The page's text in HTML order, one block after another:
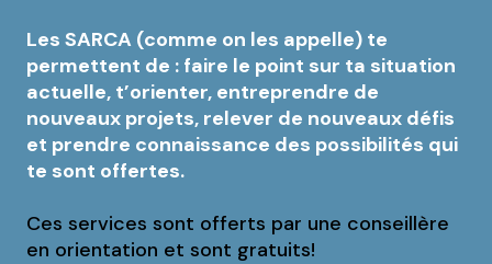
Les SARCA (comme on les appelle) te
permettent de : faire le point sur ta situation
actuelle, t’orienter, entreprendre de
nouveaux projets, relever de nouveaux défis
et prendre connaissance des possibilités qui
te sont offertes.
Ces services sont offerts par une conseillère
en orientation et sont gratuits!